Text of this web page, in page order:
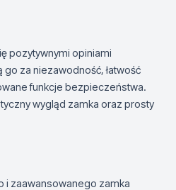
pozytywnymi opiniami
go za niezawodność, łatwość
funkcje bezpieczeństwa.
wygląd zamka oraz prosty
i zaawansowanego zamka